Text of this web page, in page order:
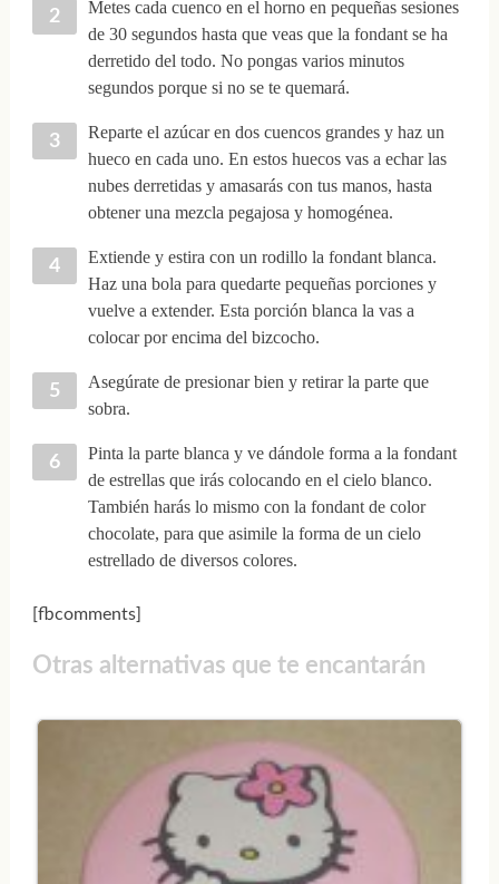
Metes cada cuenco en el horno en pequeñas sesiones
de 30 segundos hasta que veas que la fondant se ha
derretido del todo. No pongas varios minutos
segundos porque si no se te quemará.
Reparte el azúcar en dos cuencos grandes y haz un
hueco en cada uno. En estos huecos vas a echar las
nubes derretidas y amasarás con tus manos, hasta
obtener una mezcla pegajosa y homogénea.
Extiende y estira con un rodillo la fondant blanca.
Haz una bola para quedarte pequeñas porciones y
vuelve a extender. Esta porción blanca la vas a
colocar por encima del bizcocho.
Asegúrate de presionar bien y retirar la parte que
sobra.
Pinta la parte blanca y ve dándole forma a la fondant
de estrellas que irás colocando en el cielo blanco.
También harás lo mismo con la fondant de color
chocolate, para que asimile la forma de un cielo
estrellado de diversos colores.
[fbcomments]
Otras alternativas que te encantarán